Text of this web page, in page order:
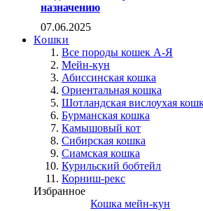
назначению
07.06.2025
Кошки
Все породы кошек А-Я
Мейн-кун
Абиссинская кошка
Ориентальная кошка
Шотландская вислоухая
Бурманская кошка
Камышовый кот
Сибирская кошка
Сиамская кошка
Курильский бобтейл
Корниш-рекс
Избранное
Кошка мейн-кун